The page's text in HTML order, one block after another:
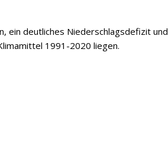
ein deutliches Niederschlagsdefizit und
1991-2020 liegen.